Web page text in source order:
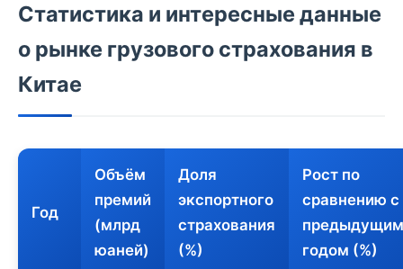
Статистика и интересные данные
о рынке грузового страхования в
Китае
Год
Объём
премий
(млрд
юаней)
Доля
экспортного
страхования
(%)
Рост по
сравнению с
предыдущим
годом (%)